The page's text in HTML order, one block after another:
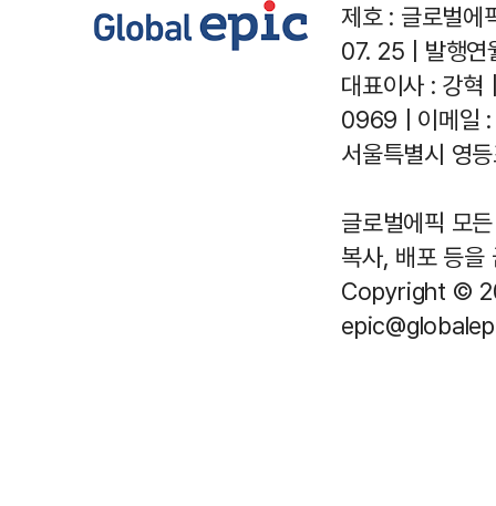
제호 : 글로벌
07. 25 | 발행연
대표이사 : 강
0969 | 이메일
서울특별시 영
글로벌에픽 모
복사, 배포 등을
Copyright ©